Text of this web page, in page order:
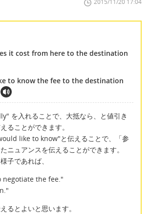
2015/11/20 17:04
it cost from here to the destination
to know the fee to the destination
を入れることで、大抵なら、と値引き
ることができます。
like to know"と伝えることで、「参
ニュアンスを伝えることができます。
子であれば、
the fee."
るとよいと思います。